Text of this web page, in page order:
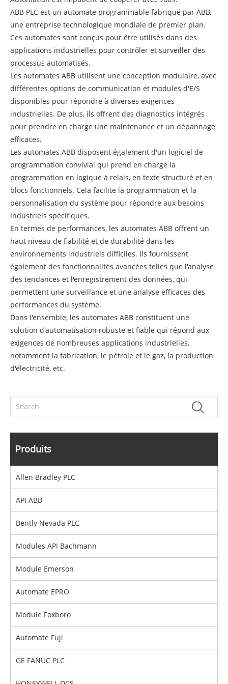
ABB PLC est un automate programmable fabriqué par ABB,
une entreprise technologique mondiale de premier plan.
Ces automates sont conçus pour être utilisés dans des
applications industrielles pour contrôler et surveiller des
processus automatisés.
Les automates ABB utilisent une conception modulaire, avec
différentes options de communication et modules d'E/S
disponibles pour répondre à diverses exigences
industrielles. De plus, ils offrent des diagnostics intégrés
pour prendre en charge une maintenance et un dépannage
efficaces.
Les automates ABB disposent également d'un logiciel de
programmation convivial qui prend en charge la
programmation en logique à relais, en texte structuré et en
blocs fonctionnels. Cela facilite la programmation et la
personnalisation du système pour répondre aux besoins
industriels spécifiques.
En termes de performances, les automates ABB offrent un
haut niveau de fiabilité et de durabilité dans les
environnements industriels difficiles. Ils fournissent
également des fonctionnalités avancées telles que l'analyse
des tendances et l'enregistrement des données, qui
permettent une surveillance et une analyse efficaces des
performances du système.
Dans l'ensemble, les automates ABB constituent une
solution d'automatisation robuste et fiable qui répond aux
exigences de nombreuses applications industrielles,
notamment la fabrication, le pétrole et le gaz, la production
d'électricité, etc.
Produits
Allen Bradley PLC
API ABB
Bently Nevada PLC
Modules API Bachmann
Module Emerson
Automate EPRO
Module Foxboro
Automate Fuji
GE FANUC PLC